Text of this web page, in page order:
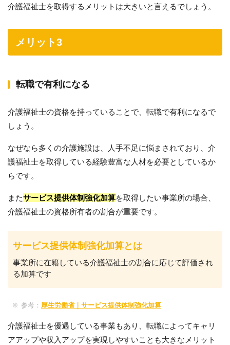
介護福祉士を取得するメリットは大きいと言えるでしょう。
メリット3
転職で有利になる
介護福祉士の資格を持っていることで、転職で有利になるで
しょう。
なぜなら多くの介護施設は、人手不足に悩まされており、介
護福祉士を取得している経験豊富な人材を必要としているか
らです。
またサービス提供体制強化加算を取得したい事業所の場合、
介護福祉士の資格所有者の割合が重要です。
サービス提供体制強化加算とは
事業所に在籍している介護福祉士の割合に応じて評価され
る加算です
参考： 厚生労働省｜サービス提供体制強化加算
介護福祉士を優遇している事業もあり、転職によってキャリ
アアップや収入アップを実現しやすいことも大きなメリット